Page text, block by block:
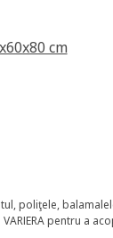
cm
generală:
poliţele,
pentru a